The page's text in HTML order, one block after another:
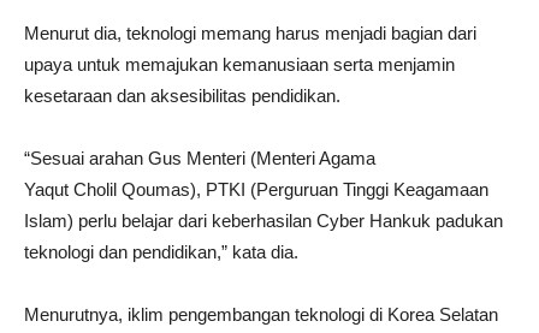
Menurut dia, teknologi memang harus menjadi bagian dari
upaya untuk memajukan kemanusiaan serta menjamin
kesetaraan dan aksesibilitas pendidikan.
“Sesuai arahan Gus Menteri (Menteri Agama
Yaqut Cholil Qoumas), PTKI (Perguruan Tinggi Keagamaan
Islam) perlu belajar dari keberhasilan Cyber Hankuk padukan
teknologi dan pendidikan,” kata dia.
Menurutnya, iklim pengembangan teknologi di Korea Selatan